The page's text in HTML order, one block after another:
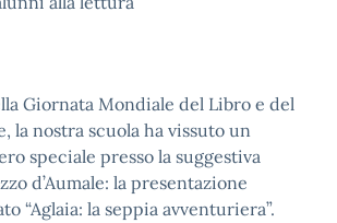
Giornata Mondiale del Libro e del
la nostra scuola ha vissuto un
speciale presso la suggestiva
d’Aumale: la presentazione
“Aglaia: la seppia avventuriera”.